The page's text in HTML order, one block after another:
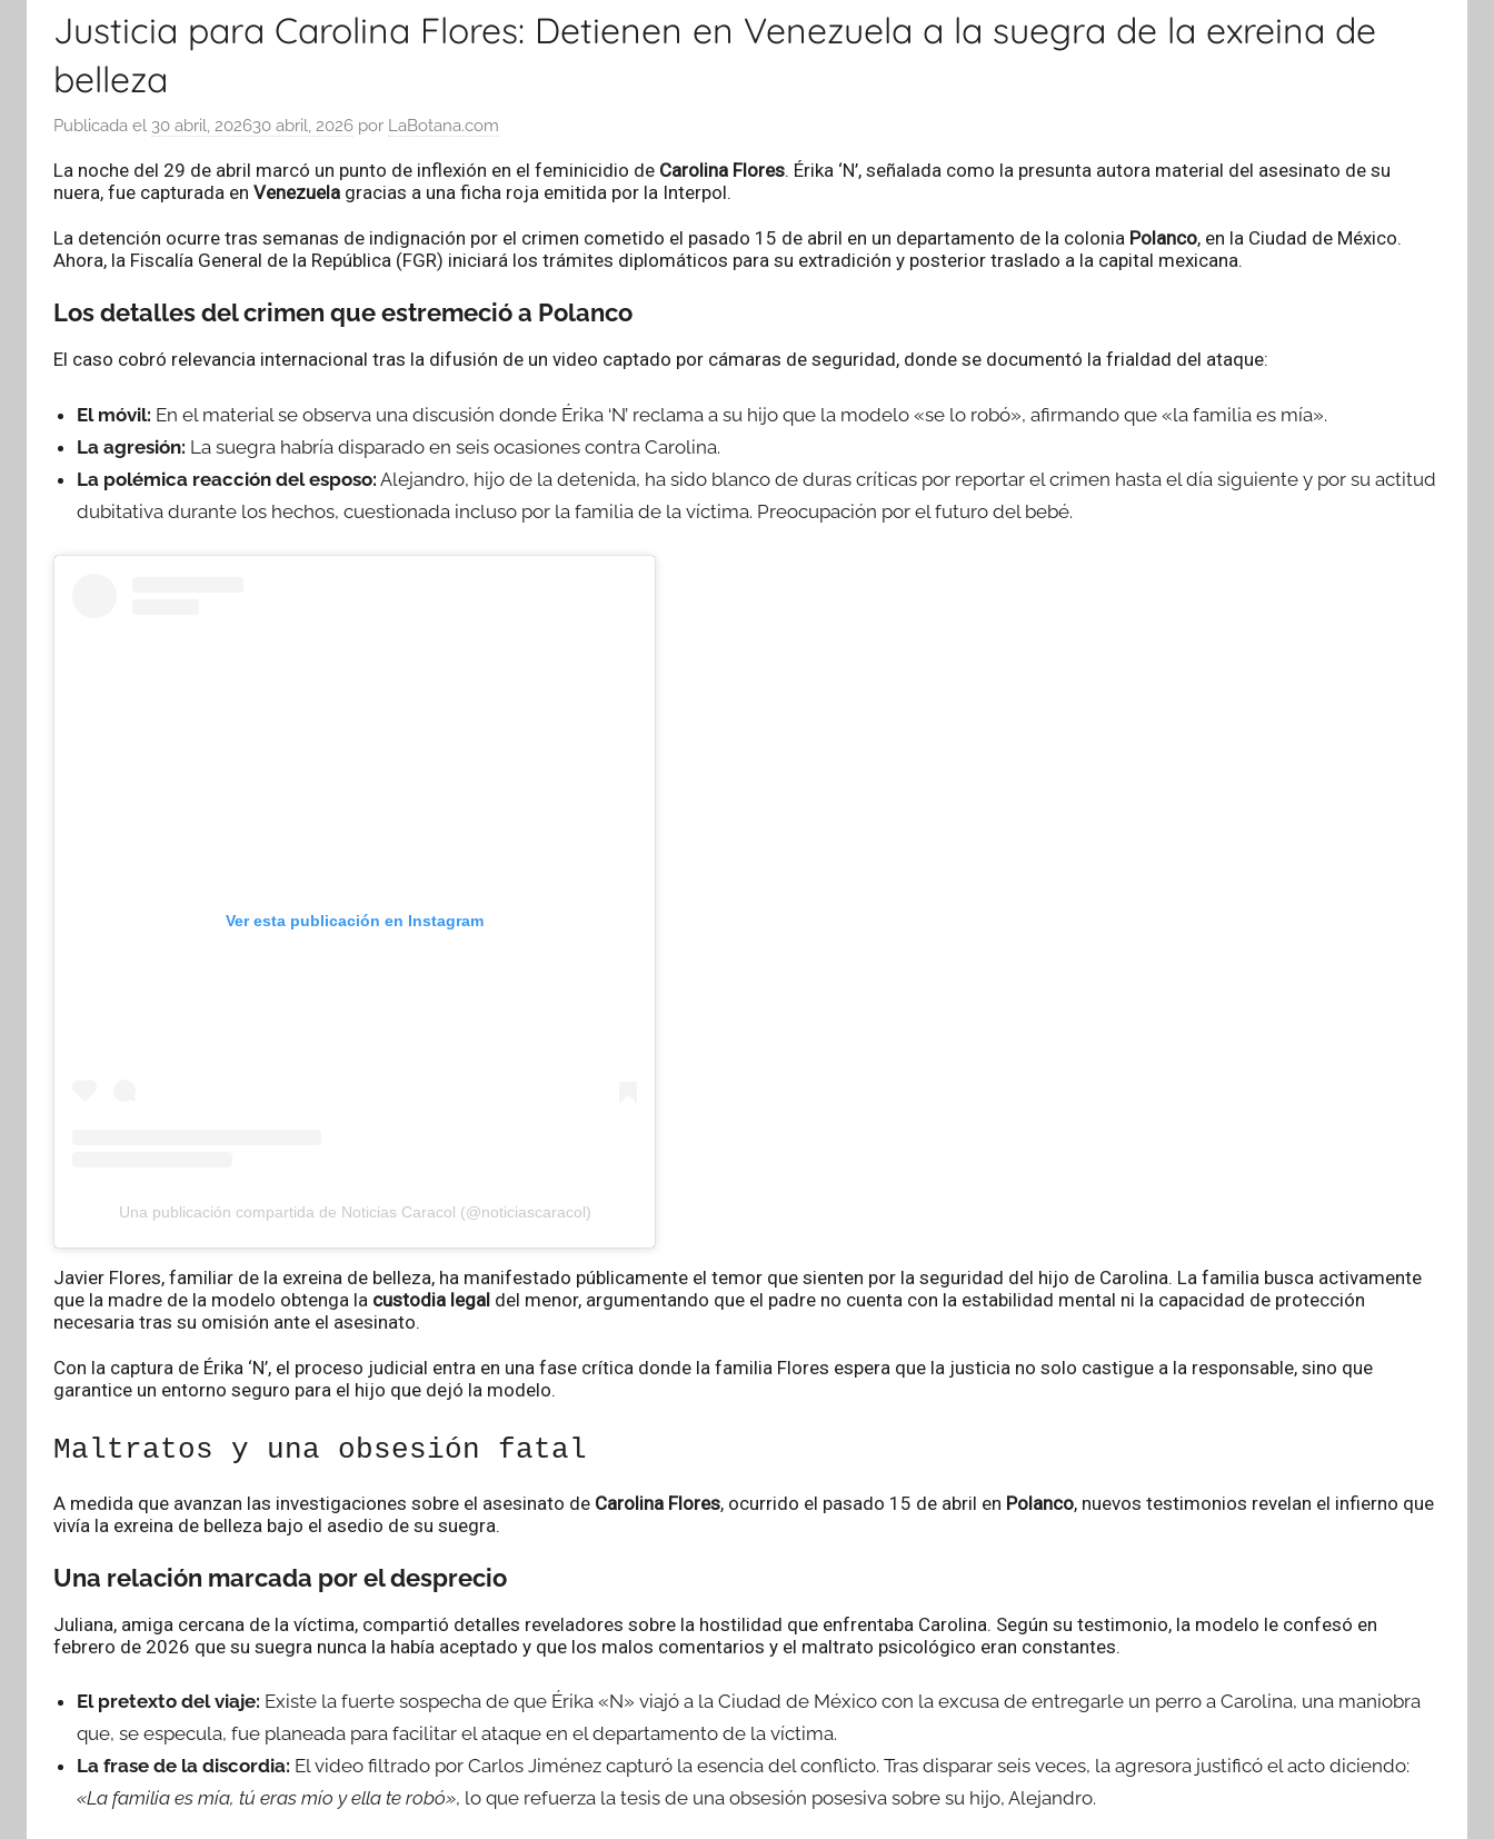
Justicia para Carolina Flores: Detienen en Venezuela a la suegra de la exreina de
belleza
Publicada el 30 abril, 202630 abril, 2026 por LaBotana.com
La noche del 29 de abril marcó un punto de inflexión en el feminicidio de Carolina Flores. Érika ‘N’, señalada como la presunta autora material del asesinato de su
nuera, fue capturada en Venezuela gracias a una ficha roja emitida por la Interpol.
La detención ocurre tras semanas de indignación por el crimen cometido el pasado 15 de abril en un departamento de la colonia Polanco, en la Ciudad de México.
Ahora, la Fiscalía General de la República (FGR) iniciará los trámites diplomáticos para su extradición y posterior traslado a la capital mexicana.
Los detalles del crimen que estremeció a Polanco
El caso cobró relevancia internacional tras la difusión de un video captado por cámaras de seguridad, donde se documentó la frialdad del ataque:
El móvil: En el material se observa una discusión donde Érika ‘N’ reclama a su hijo que la modelo «se lo robó», afirmando que «la familia es mía».
La agresión: La suegra habría disparado en seis ocasiones contra Carolina.
La polémica reacción del esposo: Alejandro, hijo de la detenida, ha sido blanco de duras críticas por reportar el crimen hasta el día siguiente y por su actitud
dubitativa durante los hechos, cuestionada incluso por la familia de la víctima. Preocupación por el futuro del bebé.
Ver esta publicación en Instagram
Una publicación compartida de Noticias Caracol (@noticiascaracol)
Javier Flores, familiar de la exreina de belleza, ha manifestado públicamente el temor que sienten por la seguridad del hijo de Carolina. La familia busca activamente
que la madre de la modelo obtenga la custodia legal del menor, argumentando que el padre no cuenta con la estabilidad mental ni la capacidad de protección
necesaria tras su omisión ante el asesinato.
Con la captura de Érika ‘N’, el proceso judicial entra en una fase crítica donde la familia Flores espera que la justicia no solo castigue a la responsable, sino que
garantice un entorno seguro para el hijo que dejó la modelo.
Maltratos y una obsesión fatal
A medida que avanzan las investigaciones sobre el asesinato de Carolina Flores, ocurrido el pasado 15 de abril en Polanco, nuevos testimonios revelan el infierno que
vivía la exreina de belleza bajo el asedio de su suegra.
Una relación marcada por el desprecio
Juliana, amiga cercana de la víctima, compartió detalles reveladores sobre la hostilidad que enfrentaba Carolina. Según su testimonio, la modelo le confesó en
febrero de 2026 que su suegra nunca la había aceptado y que los malos comentarios y el maltrato psicológico eran constantes.
El pretexto del viaje: Existe la fuerte sospecha de que Érika «N» viajó a la Ciudad de México con la excusa de entregarle un perro a Carolina, una maniobra
que, se especula, fue planeada para facilitar el ataque en el departamento de la víctima.
La frase de la discordia: El video filtrado por Carlos Jiménez capturó la esencia del conflicto. Tras disparar seis veces, la agresora justificó el acto diciendo:
«La familia es mía, tú eras mío y ella te robó», lo que refuerza la tesis de una obsesión posesiva sobre su hijo, Alejandro.